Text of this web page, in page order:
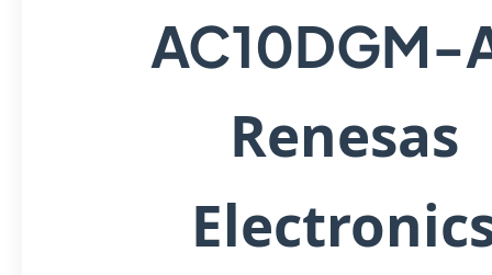
AC10DGM-
Renesas